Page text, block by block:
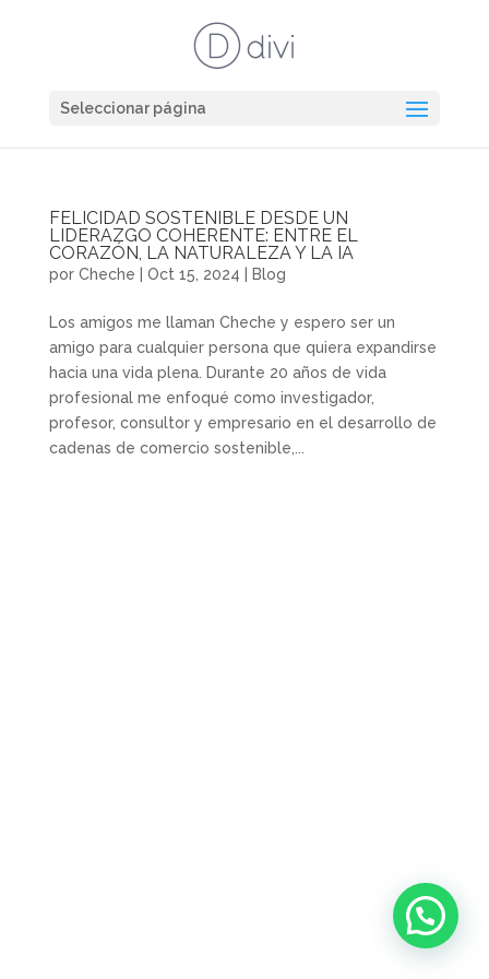
Seleccionar página
FELICIDAD SOSTENIBLE DESDE UN
LIDERAZGO COHERENTE: ENTRE EL
CORAZÓN, LA NATURALEZA Y LA IA
por Cheche Oct 15, 2024 Blog
Los amigos me llaman Cheche y espero ser un
amigo para cualquier persona que quiera expandirse
hacia una vida plena. Durante 20 años de vida
profesional me enfoqué como investigador,
profesor, consultor y empresario en el desarrollo de
cadenas de comercio sostenible,...